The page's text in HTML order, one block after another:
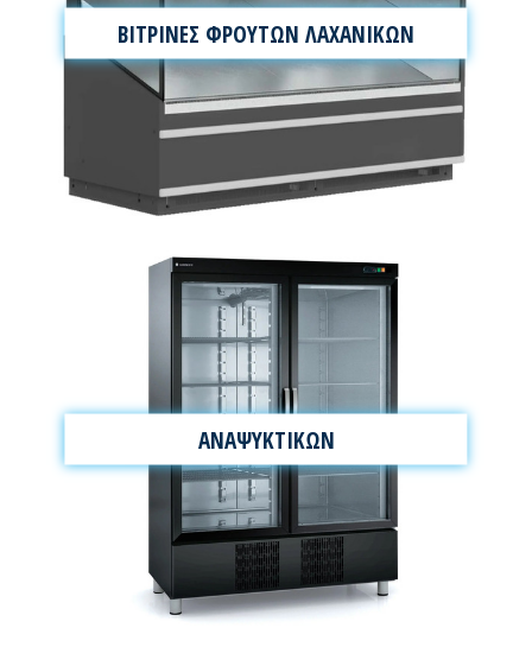
ΒΙΤΡΙΝΕΣ ΦΡΟΥΤΩΝ ΛΑΧΑΝΙΚΩΝ
ΑΝΑΨΥΚΤΙΚΩΝ